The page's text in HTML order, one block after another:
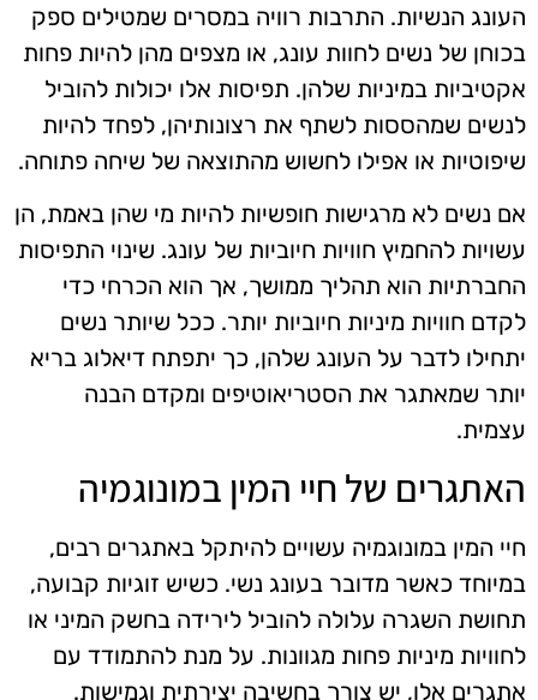
העונג הנשיות. התרבות רוויה במסרים שמטילים ספק
בכוחן של נשים לחוות עונג, או מצפים מהן להיות פחות
אקטיביות במיניות שלהן. תפיסות אלו יכולות להוביל
לנשים שמהססות לשתף את רצונותיהן, לפחד להיות
שיפוטיות או אפילו לחשוש מהתוצאה של שיחה פתוחה.
אם נשים לא מרגישות חופשיות להיות מי שהן באמת, הן
עשויות להחמיץ חוויות חיוביות של עונג. שינוי התפיסות
החברתיות הוא תהליך ממושך, אך הוא הכרחי כדי
לקדם חוויות מיניות חיוביות יותר. ככל שיותר נשים
יתחילו לדבר על העונג שלהן, כך יתפתח דיאלוג בריא
יותר שמאתגר את הסטריאוטיפים ומקדם הבנה
עצמית.
האתגרים של חיי המין במונוגמיה
חיי המין במונוגמיה עשויים להיתקל באתגרים רבים,
במיוחד כאשר מדובר בעונג נשי. כשיש זוגיות קבועה,
תחושת השגרה עלולה להוביל לירידה בחשק המיני או
לחוויות מיניות פחות מגוונות. על מנת להתמודד עם
אתגרים אלו, יש צורך בחשיבה יצירתית וגמישות.